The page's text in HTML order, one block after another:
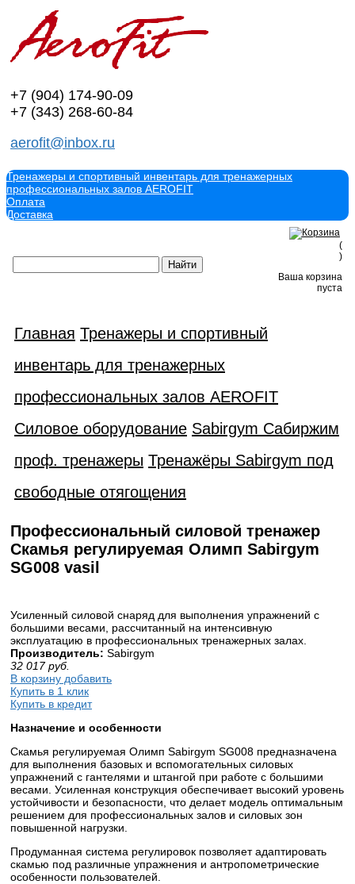
+7 (904) 174-90-09
+7 (343) 268-60-84
aerofit@inbox.ru
Тренажеры и спортивный инвентарь для тренажерных
профессиональных залов AEROFIT
Оплата
Доставка
(
)
Ваша корзина
пуста
Главная Тренажеры и спортивный
инвентарь для тренажерных
профессиональных залов AEROFIT
Силовое оборудование Sabirgym Сабиржим
проф. тренажеры Тренажёры Sabirgym под
свободные отягощения
Профессиональный силовой тренажер
Скамья регулируемая Олимп Sabirgym
SG008 vasil
Усиленный силовой снаряд для выполнения упражнений с
большими весами, рассчитанный на интенсивную
эксплуатацию в профессиональных тренажерных залах.
Производитель: Sabirgym
32 017 руб.
В корзину добавить
Купить в 1 клик
Купить в кредит
Назначение и особенности
Скамья регулируемая Олимп Sabirgym SG008 предназначена
для выполнения базовых и вспомогательных силовых
упражнений с гантелями и штангой при работе с большими
весами. Усиленная конструкция обеспечивает высокий уровень
устойчивости и безопасности, что делает модель оптимальным
решением для профессиональных залов и силовых зон
повышенной нагрузки.
Продуманная система регулировок позволяет адаптировать
скамью под различные упражнения и антропометрические
особенности пользователей.